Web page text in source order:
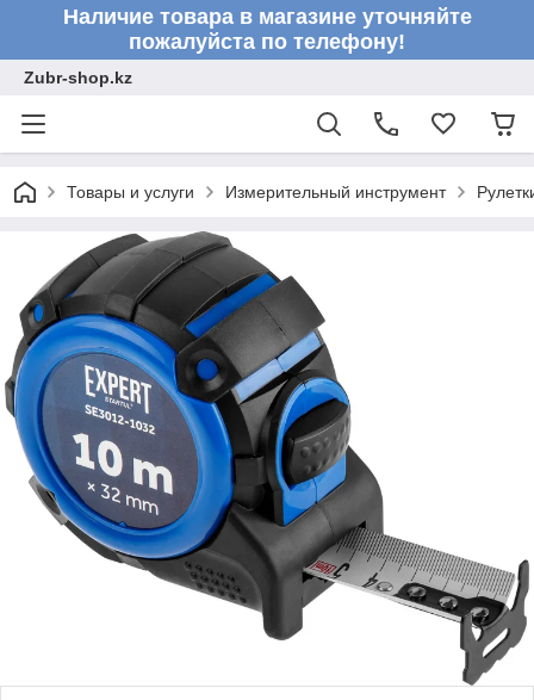
Наличие товара в магазине уточняйте
пожалуйста по телефону!
Zubr-shop.kz
Товары и услуги Измерительный инструмент